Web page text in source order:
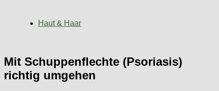
Haut & Haar
Mit Schuppenflechte (Psoriasis)
richtig umgehen